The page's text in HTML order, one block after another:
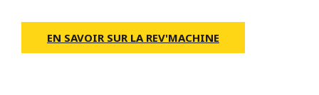
EN SAVOIR SUR LA REV'MACHINE